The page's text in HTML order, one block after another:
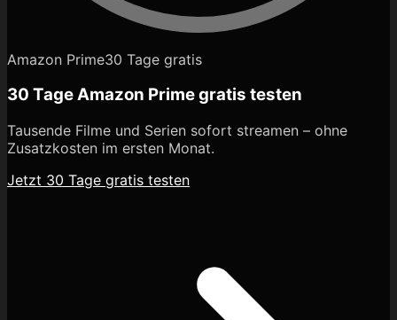
Amazon Prime30 Tage gratis
30 Tage Amazon Prime gratis testen
Tausende Filme und Serien sofort streamen – ohne
Zusatzkosten im ersten Monat.
Jetzt 30 Tage gratis testen